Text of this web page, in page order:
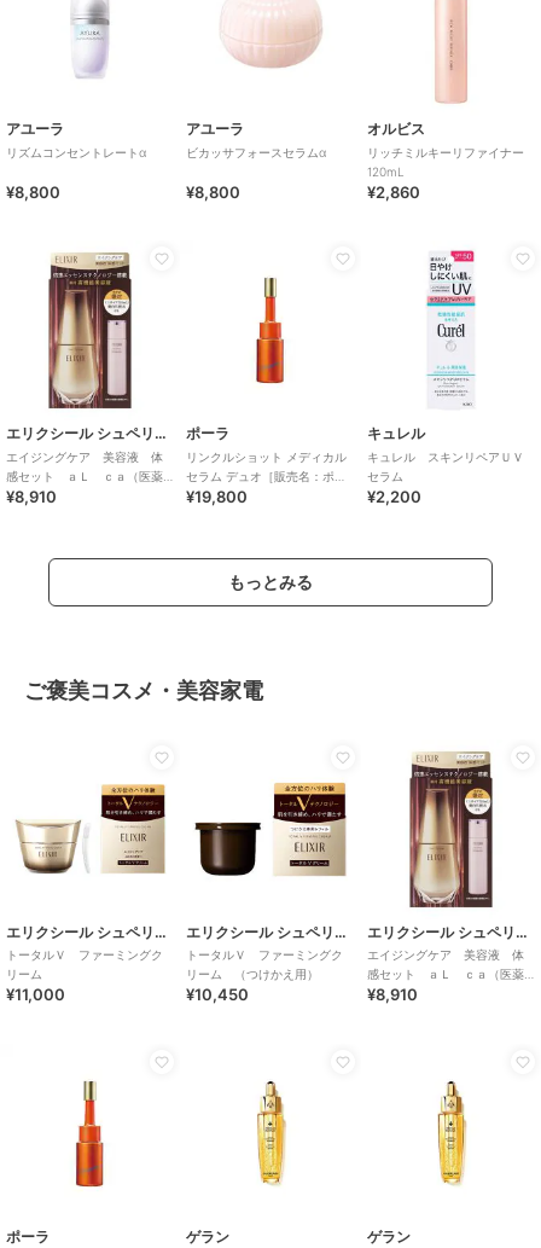
アユーラ
リズムコンセントレートα
¥8,800
アユーラ
ビカッサフォースセラムα
¥8,800
オルビス
リッチミルキーリファイナー
120mL
¥2,860
エリクシール シュペリエル
エイジングケア 美容液 体
感セット ａＬ ｃａ（医薬
部外品）
¥8,910
ポーラ
リンクルショット メディカル
セラム デュオ［販売名：ポー
ラ リンクルシ
¥19,800
キュレル
キュレル スキンリペアＵＶ
セラム
¥2,200
もっとみる
ご褒美コスメ・美容家電
エリクシール シュペリエル
トータルＶ ファーミングク
リーム
¥11,000
エリクシール シュペリエル
トータルＶ ファーミングク
リーム （つけかえ用）
¥10,450
エリクシール シュペリエル
エイジングケア 美容液 体
感セット ａＬ ｃａ（医薬
部外品）
¥8,910
ポーラ ゲラン ゲラン